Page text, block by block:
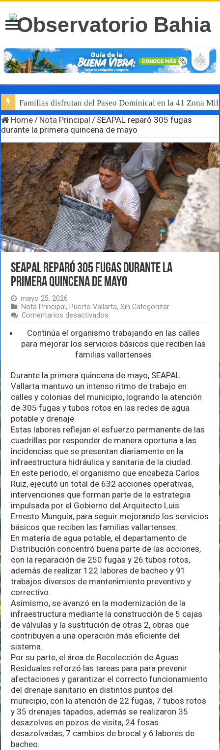
Familias disfrutan del Paseo Dominical en la 41 Zona
Home / Nota Principal / SEAPAL reparó 305 fugas
durante la primera quincena de mayo
SEAPAL reparó 305 fugas durante la
primera quincena de mayo
mayo 25, 2026
Nota Principal, Puerto Vallarta,Sin Categorizar
Comentarios desactivados
reparó
305
fugas
durante
primera
quincena
de
mayo
Continúa el organismo trabajando en las calles
para mejorar los servicios básicos que reciben las
familias vallartenses
Durante la primera quincena de mayo, SEAPAL
Vallarta mantuvo un intenso ritmo de trabajo en
calles y colonias del municipio, logrando la atención
de 305 fugas y tubos rotos en las redes de agua
potable y drenaje.
Estas labores reflejan el esfuerzo permanente de las
cuadrillas por responder de manera oportuna a las
incidencias que se presentan diariamente en la
infraestructura hidráulica y sanitaria de la ciudad.
En este periodo, el organismo que encabeza Carlos
Ruiz, ejecutó un total de 632 acciones operativas,
intervenciones que forman parte de la estrategia
impulsada por el Gobierno del Arquitecto Luis
Ernesto Munguía, para seguir mejorando los servicios
básicos que reciben las familias vallartenses.
En materia de agua potable, el departamento de
Distribución concentró buena parte de las acciones,
con la reparación de 250 fugas y 26 tubos rotos,
además de realizar 122 labores de bacheo y 91
trabajos diversos de mantenimiento preventivo y
correctivo.
Asimismo, se avanzó en la modernización de la
infraestructura mediante la construcción de 5 cajas
de válvulas y la sustitución de otras 2, obras que
contribuyen a una operación más eficiente del
sistema.
Por su parte, el área de Recolección de Aguas
Residuales reforzó las tareas para para prevenir
afectaciones y garantizar el correcto funcionamiento
del drenaje sanitario en distintos puntos del
municipio, con la atención de 22 fugas, 7 tubos rotos
y 35 drenajes tapados, además se realizaron 35
desazolves en pozos de visita, 24 fosas
desazolvadas, 7 cambios de brocal y 6 labores de
bacheo.